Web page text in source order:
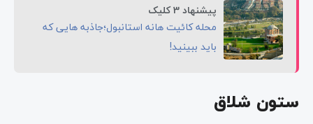
پیشنهاد 3 کلیک
محله کائیت هانه استانبول؛جاذبه هایی که
باید ببینید!
ستون شلاق